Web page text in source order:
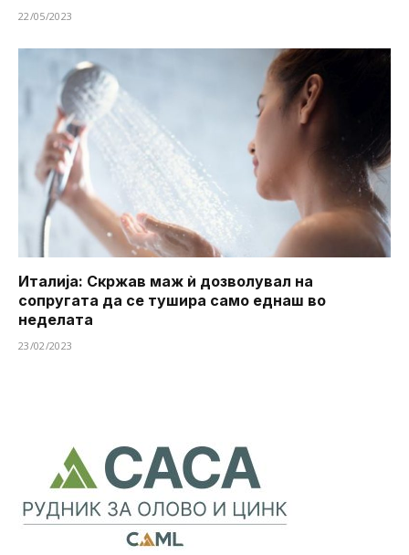
22/05/2023
Италија: Скржав маж ѝ дозволувал на
сопругата да се тушира ​​само еднаш во
неделата
23/02/2023